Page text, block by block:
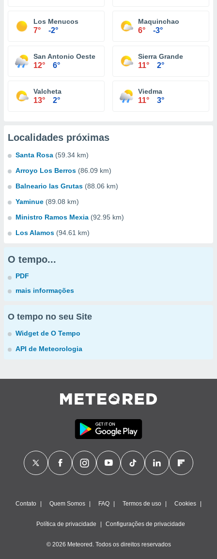
Los Menucos
7° -2°
Maquinchao
6° -3°
San Antonio Oeste
12° 6°
Sierra Grande
11° 2°
Valcheta
13° 2°
Viedma
11° 3°
Localidades próximas
Santa Rosa (59.34 km)
Arroyo Los Berros (86.09 km)
Balneario las Grutas (88.06 km)
Yaminue (89.08 km)
Ministro Ramos Mexia (92.95 km)
Los Alamos (94.61 km)
O tempo...
PDF
mais informações
O tempo no seu Site
Widget de O Tempo
API de Meteorologia
Contato Quem Somos FAQ Termos de uso Cookies
Política de privacidade Configurações de privacidade
© 2026 Meteored. Todos os direitos reservados